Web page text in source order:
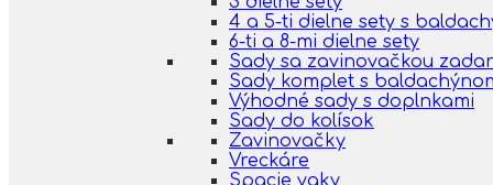
4 a 5-ti dielne sety s
6-ti a 8-mi dielne sety
Sady sa zavinovačkou
Sady komplet s
Výhodné sady s doplnkami
Sady do kolísok
Zavinovačky
Vreckáre
Spacie vaky